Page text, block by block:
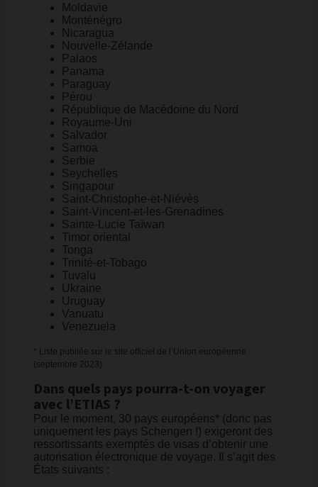
Moldavie
Monténégro
Nicaragua
Nouvelle-Zélande
Palaos
Panama
Paraguay
Pérou
République de Macédoine du Nord
Royaume-Uni
Salvador
Samoa
Serbie
Seychelles
Singapour
Saint-Christophe-et-Niévès
Saint-Vincent-et-les-Grenadines
Sainte-Lucie Taïwan
Timor oriental
Tonga
Trinité-et-Tobago
Tuvalu
Ukraine
Uruguay
Vanuatu
Venezuela
* Liste publiée sur le site officiel de l’Union européenne
(septembre 2023)
Dans quels pays pourra-t-on voyager
avec l’ETIAS ?
Pour le moment, 30 pays européens* (donc pas
uniquement les pays Schengen !) exigeront des
ressortissants exemptés de visas d’obtenir une
autorisation électronique de voyage. Il s’agit des
États suivants :